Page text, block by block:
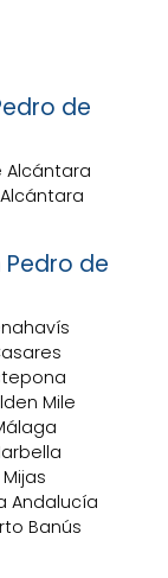
de
Alcántara
de
Mile
Andalucía
Banús